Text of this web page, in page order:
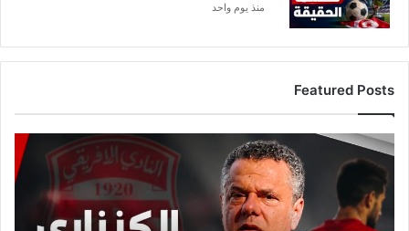
منذ يوم واحد
Featured Posts
عاجل:
ماهر
الكنزاري
يبعد
لاعبًا